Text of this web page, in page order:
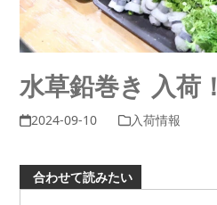
水草鉛巻き 入荷！
2024-09-10 入荷情報
合わせて読みたい